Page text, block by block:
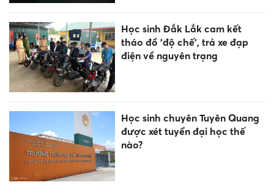
Học sinh Đắk Lắk cam kết
tháo đồ 'độ chế', trả xe đạp
điện về nguyên trạng
Học sinh chuyên Tuyên Quang
được xét tuyển đại học thế
nào?